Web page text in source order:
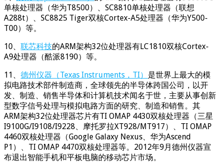
单核处理器（华为T8500）、SC8810单核处理器（联想
A288t）、SC8825 Tiger双核Cortex-A5处理器（华为Y500-
T00）等。
10、 联芯科技的ARM架构32位处理器有LC1810双核Cortex-
A9处理器（酷派8190）等。
11、 德州仪器（Texas Instruments，TI） 是世界上最大的模
拟电路技术部件制造商，全球领先的半导体跨国公司，以开
发、制造、销售半导体和计算机技术闻名于世，主要从事创新
型数字信号处理与模拟电路方面的研究、制造和销售。其
ARM架构32位处理器芯片有TI OMAP 4430双核处理器（三星
I9100G/I9108/I9228、摩托罗拉XT928/MT917）、TI OMAP
4460双核处理器（Google Galaxy Nexus、华为Ascend
P1）、TI OMAP 4470双核处理器等。2012年9月德州仪器宣
布退出智能手机和平板电脑的移动芯片市场。